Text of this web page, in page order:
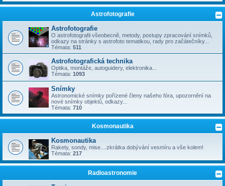
Astrofotografie
Astrofotografie
O astrofotografii všeobecně, metody, postupy zpracování snímků,
odkazy na stránky s astrofoto tematikou, rady pro začátečníky...
Témata: 511
Astrofotografická technika
Optika, montáže, autoguidery, elektronika...
Témata: 1093
Snímky
Astronomické snímky pořízené členy našeho fóra, upozornění na
nové snímky objektů, odkazy...
Témata: 710
Kosmonautika
Kosmonautika
Rakety, sondy, mise....zkrátka dobývání vesmíru a vše kolem!
Témata: 217
Radioastronomie